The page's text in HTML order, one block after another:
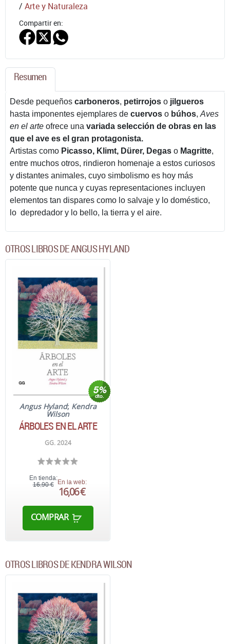
/ Arte y Naturaleza
Compartir en:
Resumen
Desde pequeños carboneros, petirrojos o jilgueros
hasta imponentes ejemplares de cuervos o búhos, Aves
en el arte ofrece una variada selección de obras en las
que el ave es el gran protagonista.
Artistas como Picasso, Klimt, Dürer, Degas o Magritte,
entre muchos otros, rindieron homenaje a estos curiosos
y distantes animales, cuyo simbolismo es hoy más
potente que nunca y cuyas representaciones incluyen
elementos tan dispares como lo salvaje y lo doméstico,
lo depredador y lo bello, la tierra y el aire.
OTROS LIBROS DE ANGUS HYLAND
Angus Hyland; Kendra
Wilson
ÁRBOLES EN EL ARTE
GG. 2024
En tienda:
16,90 € En la web:
16,06 €
COMPRAR
OTROS LIBROS DE KENDRA WILSON